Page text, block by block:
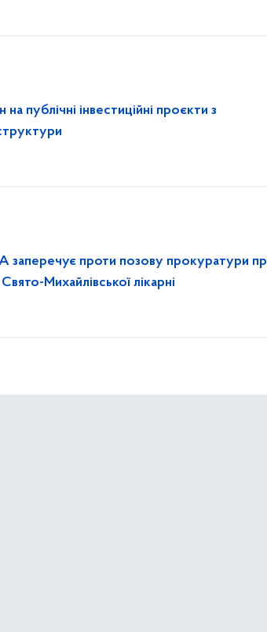
публічні інвестиційні проєкти з
заперечує проти позову прокуратури
Михайлівської лікарні